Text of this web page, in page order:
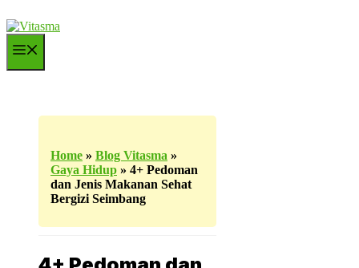
ke
Home » Blog Vitasma »
Gaya Hidup » 4+ Pedoman
dan Jenis Makanan Sehat
Bergizi Seimbang